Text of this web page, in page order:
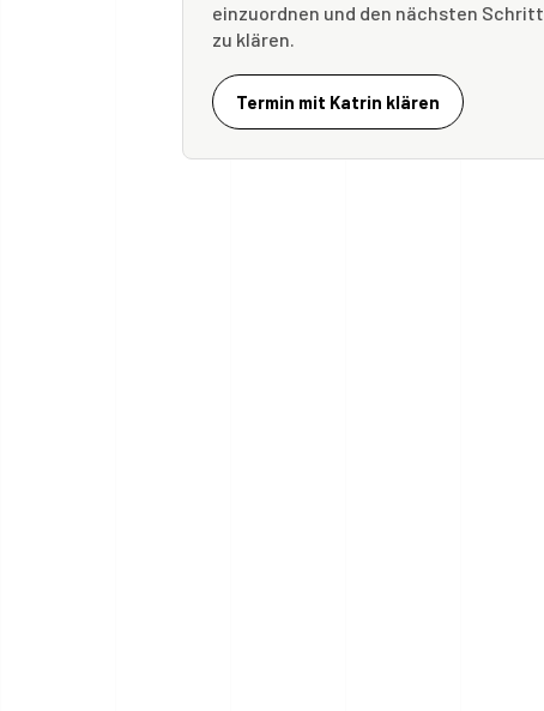
einzuordnen und den nächsten Schritt
zu klären.
Termin mit Katrin klären